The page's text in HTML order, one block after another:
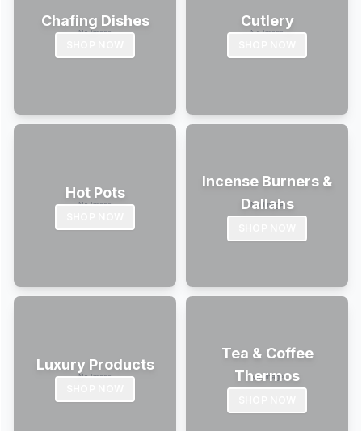
Chafing Dishes Cutlery
Hot Pots
Incense Burners &
Dallahs
Luxury Products
Tea & Coffee
Thermos